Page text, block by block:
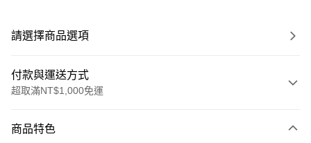
請選擇商品選項
付款與運送方式
超取滿NT$1,000免運
信用卡一次付款
商品特色